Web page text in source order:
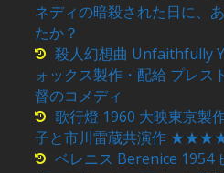
ネディの暗殺された日に、
たか？
殺人幻想曲 Unfaithfully
ォックス製作・配給 プレス
督のコメディ
歌行燈 1960 大映東京製
子と市川雷蔵共演作
ベレニス Berenice 1954